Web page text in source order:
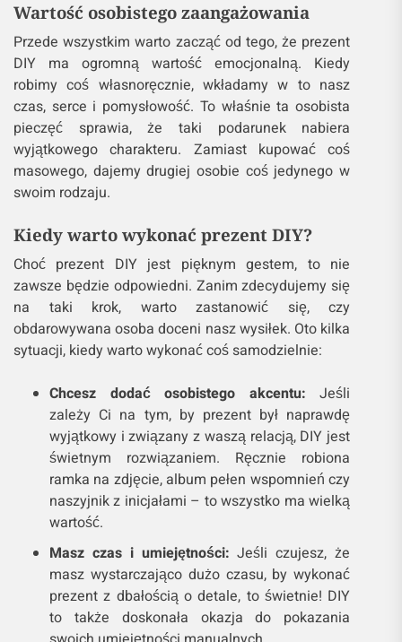
Wartość osobistego zaangażowania
Przede wszystkim warto zacząć od tego, że prezent
DIY ma ogromną wartość emocjonalną. Kiedy
robimy coś własnoręcznie, wkładamy w to nasz
czas, serce i pomysłowość. To właśnie ta osobista
pieczęć sprawia, że taki podarunek nabiera
wyjątkowego charakteru. Zamiast kupować coś
masowego, dajemy drugiej osobie coś jedynego w
swoim rodzaju.
Kiedy warto wykonać prezent DIY?
Choć prezent DIY jest pięknym gestem, to nie
zawsze będzie odpowiedni. Zanim zdecydujemy się
na taki krok, warto zastanowić się, czy
obdarowywana osoba doceni nasz wysiłek. Oto kilka
sytuacji, kiedy warto wykonać coś samodzielnie:
Chcesz dodać osobistego akcentu: Jeśli
zależy Ci na tym, by prezent był naprawdę
wyjątkowy i związany z waszą relacją, DIY jest
świetnym rozwiązaniem. Ręcznie robiona
ramka na zdjęcie, album pełen wspomnień czy
naszyjnik z inicjałami – to wszystko ma wielką
wartość.
Masz czas i umiejętności: Jeśli czujesz, że
masz wystarczająco dużo czasu, by wykonać
prezent z dbałością o detale, to świetnie! DIY
to także doskonała okazja do pokazania